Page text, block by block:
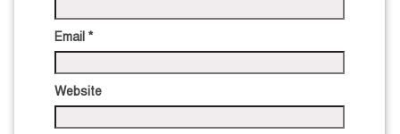
Email *
Website